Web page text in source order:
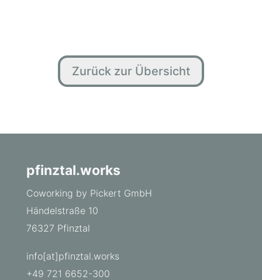
Zurück zur Übersicht
pfinztal.works
Coworking by Pickert GmbH
Händelstraße 10
76327 Pfinztal
info[at]pfinztal.works
+49 721 6652-300